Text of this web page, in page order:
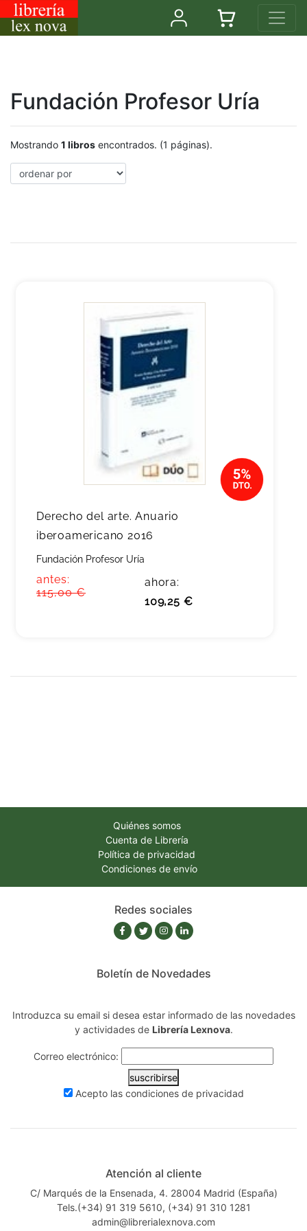
Fundación Profesor Uría
Mostrando 1 libros encontrados. (1 páginas).
Derecho del arte. Anuario
iberoamericano 2016
Fundación Profesor Uría
antes:
115,00 €
ahora:
109,25 €
Quiénes somos
Cuenta de Librería
Política de privacidad
Condiciones de envío
Redes sociales
Boletín de Novedades
Introduzca su email si desea estar informado de las novedades
y actividades de Librería Lexnova.
Correo electrónico:
suscribirse
Acepto las condiciones de privacidad
Atención al cliente
C/ Marqués de la Ensenada, 4. 28004 Madrid (España)
Tels.(+34) 91 319 5610, (+34) 91 310 1281
admin@librerialexnova.com